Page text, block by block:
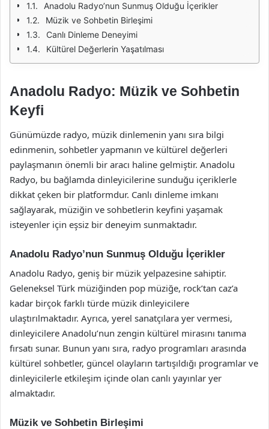
Anadolu Radyo’nun Sunmuş Olduğu İçerikler
Müzik ve Sohbetin Birleşimi
Canlı Dinleme Deneyimi
Kültürel Değerlerin Yaşatılması
Anadolu Radyo: Müzik ve Sohbetin
Keyfi
Günümüzde radyo, müzik dinlemenin yanı sıra bilgi
edinmenin, sohbetler yapmanın ve kültürel değerleri
paylaşmanın önemli bir aracı haline gelmiştir. Anadolu
Radyo, bu bağlamda dinleyicilerine sunduğu içeriklerle
dikkat çeken bir platformdur. Canlı dinleme imkanı
sağlayarak, müziğin ve sohbetlerin keyfini yaşamak
isteyenler için eşsiz bir deneyim sunmaktadır.
Anadolu Radyo’nun Sunmuş Olduğu İçerikler
Anadolu Radyo, geniş bir müzik yelpazesine sahiptir.
Geleneksel Türk müziğinden pop müziğe, rock’tan caz’a
kadar birçok farklı türde müzik dinleyicilere
ulaştırılmaktadır. Ayrıca, yerel sanatçılara yer vermesi,
dinleyicilere Anadolu’nun zengin kültürel mirasını tanıma
fırsatı sunar. Bunun yanı sıra, radyo programları arasında
kültürel sohbetler, güncel olayların tartışıldığı programlar ve
dinleyicilerle etkileşim içinde olan canlı yayınlar yer
almaktadır.
Müzik ve Sohbetin Birleşimi